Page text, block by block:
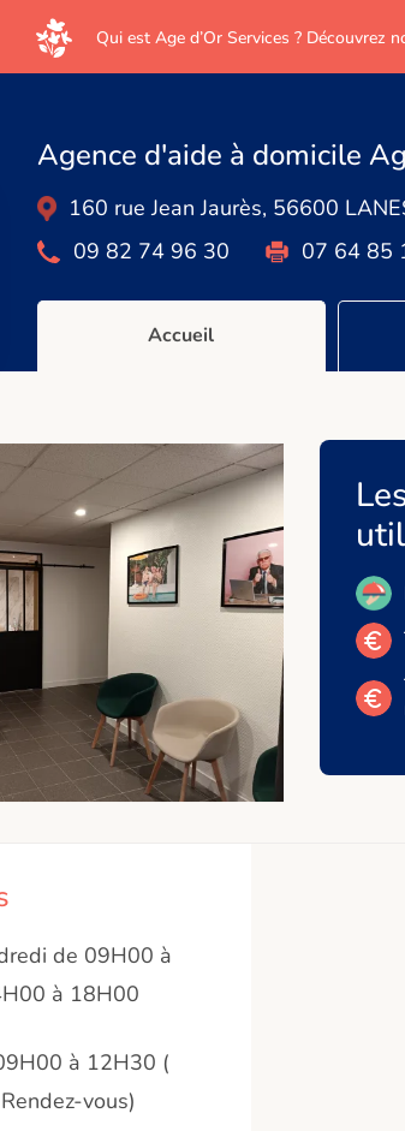
Qui est Age d’Or Services ? Découvrez
Agence d'aide à domicile
160 rue Jean Jaurès, 56600
09 82 74 96 30
07 64 85
Accueil
de 09H00 à
à 18H00
à 12H30 (
vous)